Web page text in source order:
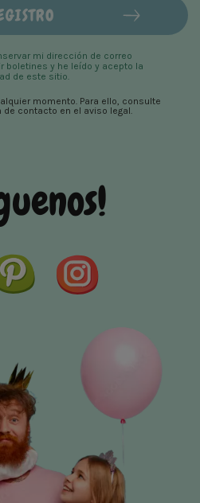
momento. Para ello, consulte
contacto en el aviso legal.
mi dirección de correo
boletines y he leído y acepto la
de este sitio.
Pinterest